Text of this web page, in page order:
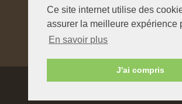
Ce site internet utilise des
assurer la meilleure expérience
En savoir plus
J'ai compris
NEWSLETTER
Pour vous tenir informé de notre
Agence graphique:Westango